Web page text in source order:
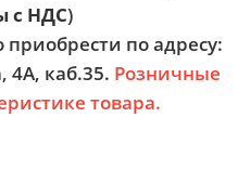
с НДС)
по адресу:
4А, каб.35. Розничные
товара.